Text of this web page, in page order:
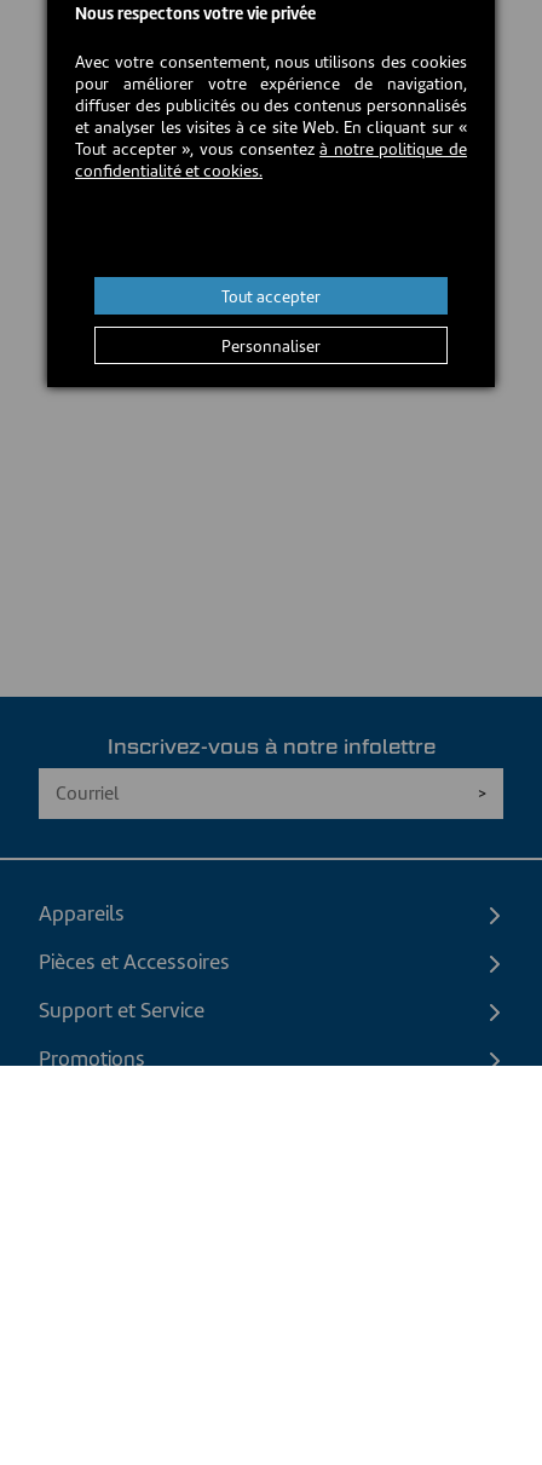
Inscrivez-vous à notre infolettre
Appareils
Pièces et Accessoires
Support et Service
Promotions
Nous respectons votre vie privée
Avec votre consentement, nous utilisons des cookies
pour améliorer votre expérience de navigation,
diffuser des publicités ou des contenus personnalisés
et analyser les visites à ce site Web. En cliquant sur «
Tout accepter », vous consentezà notre politique de
confidentialité et cookies.
Personnaliser
Tout accepter